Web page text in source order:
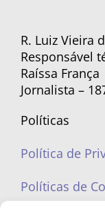
R. Luiz Vieira
Responsável
Raíssa França
Jornalista –
Políticas
Política de
Políticas de